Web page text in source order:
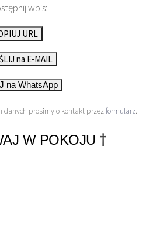
wpis:
URL
na E-MAIL
na WhatsApp
danych prosimy o kontakt przezformularz.
W POKOJU †